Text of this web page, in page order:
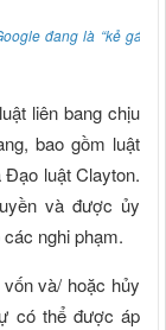
đang là “kẻ gác
liên bang chịu
bao gồm luật
luật Clayton.
và được ủy
nghi phạm.
và/ hoặc hủy
có thể được áp